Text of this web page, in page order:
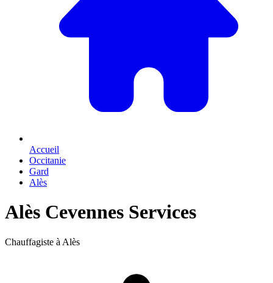
Accueil
Occitanie
Gard
Alès
Alès Cevennes Services
Chauffagiste à Alès